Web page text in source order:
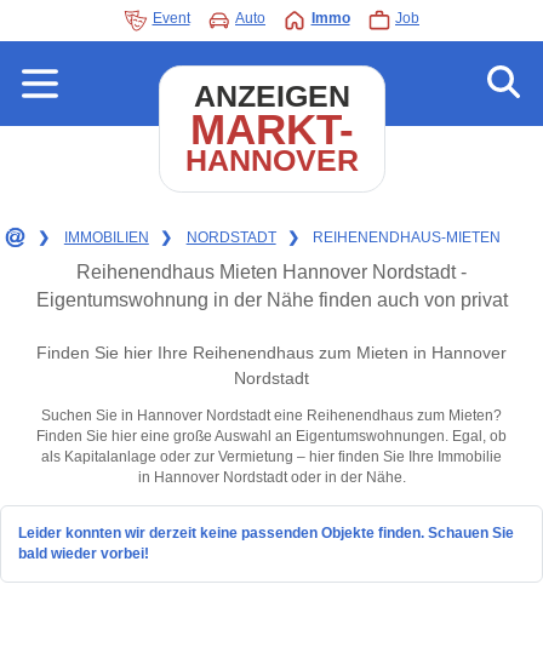
Event Auto Immo Job
ANZEIGEN
MARKT-
HANNOVER
❯ IMMOBILIEN ❯ NORDSTADT ❯ REIHENENDHAUS-MIETEN
Reihenendhaus Mieten Hannover Nordstadt -
Eigentumswohnung in der Nähe finden auch von privat
Finden Sie hier Ihre Reihenendhaus zum Mieten in Hannover
Nordstadt
Suchen Sie in Hannover Nordstadt eine Reihenendhaus zum Mieten?
Finden Sie hier eine große Auswahl an Eigentumswohnungen. Egal, ob
als Kapitalanlage oder zur Vermietung – hier finden Sie Ihre Immobilie
in Hannover Nordstadt oder in der Nähe.
Leider konnten wir derzeit keine passenden Objekte finden. Schauen Sie
bald wieder vorbei!